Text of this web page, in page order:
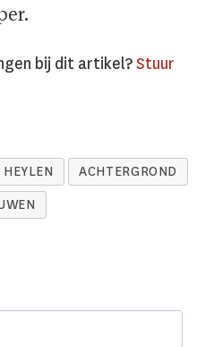
bij dit artikel?Stuur
ACHTERGROND